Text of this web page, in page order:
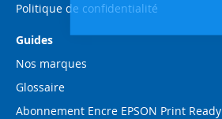
Politique de confidentialité
Guides
Nos marques
Glossaire
Abonnement Encre EPSON Print Ready